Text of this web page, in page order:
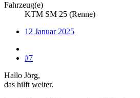
Fahrzeug(e)
KTM SM 25 (Renne)
12 Januar 2025
#7
Hallo Jörg,
das hilft weiter.